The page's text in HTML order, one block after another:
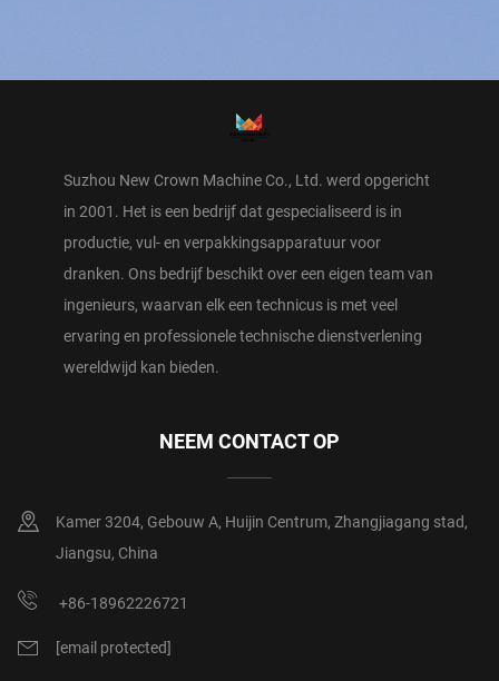
Suzhou New Crown Machine Co., Ltd. werd opgericht
in 2001. Het is een bedrijf dat gespecialiseerd is in
productie, vul- en verpakkingsapparatuur voor
dranken. Ons bedrijf beschikt over een eigen team van
ingenieurs, waarvan elk een technicus is met veel
ervaring en professionele technische dienstverlening
wereldwijd kan bieden.
NEEM CONTACT OP
Kamer 3204, Gebouw A, Huijin Centrum, Zhangjiagang stad,
Jiangsu, China
+86-18962226721
[email protected]